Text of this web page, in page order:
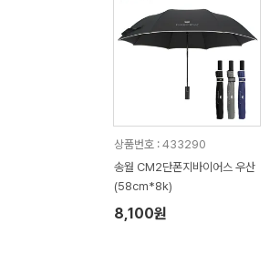
상품번호 : 433290
송월 CM2단폰지바이어스 우산
(58cm*8k)
8,100원